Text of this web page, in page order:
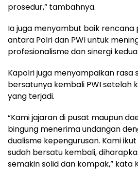
prosedur,” tambahnya.
Ia juga menyambut baik
antara Polri dan PWI untuk
profesionalisme dan sinergi
Kapolri juga menyampaikan rasa
bersatunya kembali PWI setelah
yang terjadi.
“Kami jajaran di pusat maupun
bingung menerima undangan
dualisme kepengurusan. Kami
sudah bersatu kembali,
semakin solid dan kompak,” kata